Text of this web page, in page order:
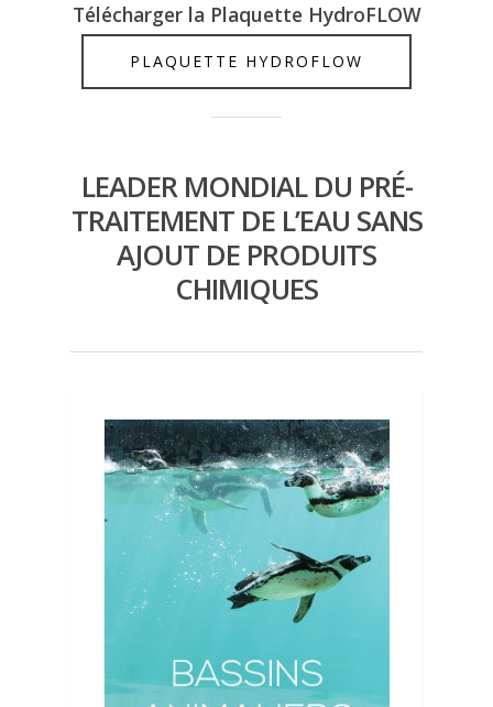
Télécharger la Plaquette HydroFLOW
PLAQUETTE HYDROFLOW
LEADER MONDIAL DU PRÉ-
TRAITEMENT DE L’EAU SANS
AJOUT DE PRODUITS
CHIMIQUES